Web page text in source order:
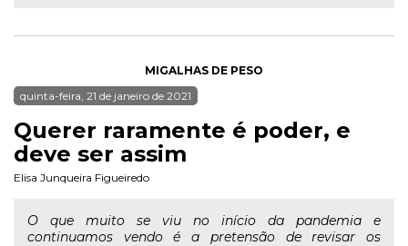
MIGALHAS DE PESO
quinta-feira, 21 de janeiro de 2021
Querer raramente é poder, e
deve ser assim
Elisa Junqueira Figueiredo
O que muito se viu no início da pandemia e
continuamos vendo é a pretensão de revisar os